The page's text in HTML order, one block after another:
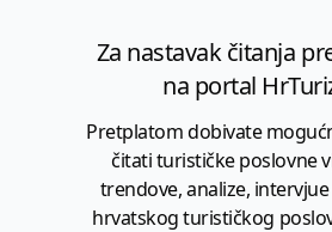
Za nastavak čitanja
na portal
Pretplatom dobivate
čitati turističke poslovne
trendove, analize,
hrvatskog turističkog